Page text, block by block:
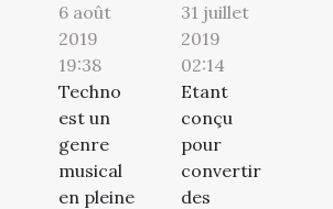
6 août
2019
19:38
Techno
est un
genre
musical
en pleine
31 juillet
2019
02:14
Etant
conçu
pour
convertir
des